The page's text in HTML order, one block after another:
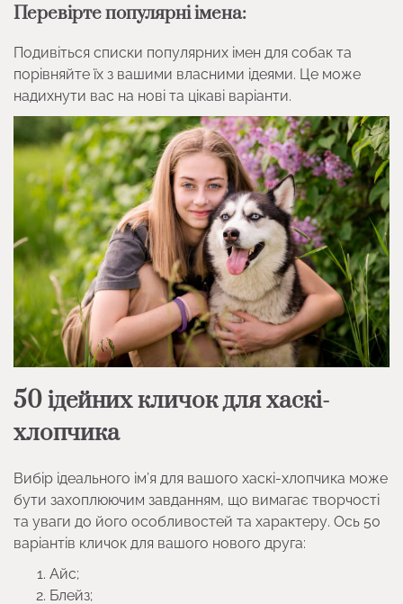
Перевірте популярні імена:
Подивіться списки популярних імен для собак та
порівняйте їх з вашими власними ідеями. Це може
надихнути вас на нові та цікаві варіанти.
50 ідейних кличок для хаскі-
хлопчика
Вибір ідеального ім’я для вашого хаскі-хлопчика може
бути захоплюючим завданням, що вимагає творчості
та уваги до його особливостей та характеру. Ось 50
варіантів кличок для вашого нового друга:
Айс;
Блейз;